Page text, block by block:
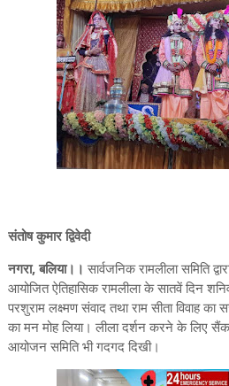
संतोष कुमार द्विवेदी
नगरा, बलिया।। सार्वजनिक रामलीला समिति
आयोजित ऐतिहासिक रामलीला के सातवें दिन
परशुराम लक्ष्मण संवाद तथा राम सीता विवाह
का मन मोह लिया। लीला दर्शन करने के लिए
आयोजन समिति भी गदगद दिखी।